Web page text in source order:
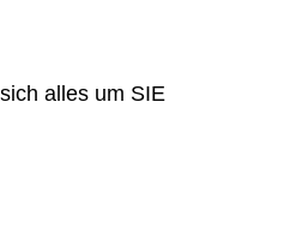
alles um SIE